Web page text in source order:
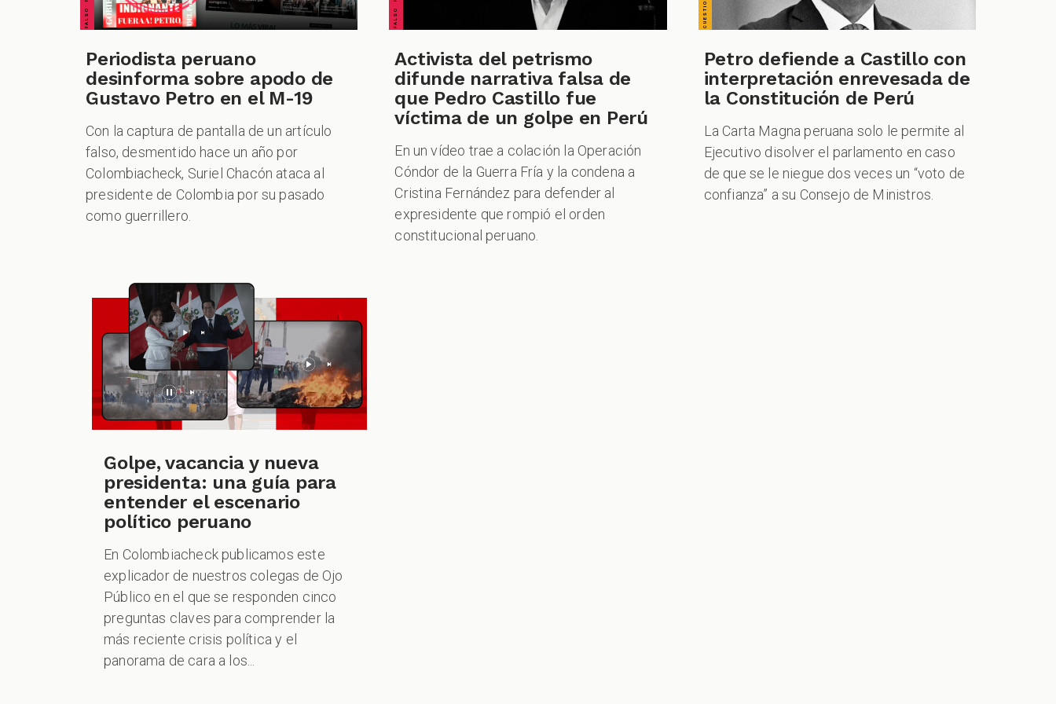
Periodista peruano
desinforma sobre apodo de
Gustavo Petro en el M-19
Con la captura de pantalla de un artículo
falso, desmentido hace un año por
Colombiacheck, Suriel Chacón ataca al
presidente de Colombia por su pasado
como guerrillero.
Activista del petrismo
difunde narrativa falsa de
que Pedro Castillo fue
víctima de un golpe en Perú
En un vídeo trae a colación la Operación
Cóndor de la Guerra Fría y la condena a
Cristina Fernández para defender al
expresidente que rompió el orden
constitucional peruano.
Petro defiende a Castillo con
interpretación enrevesada de
la Constitución de Perú
La Carta Magna peruana solo le permite al
Ejecutivo disolver el parlamento en caso
de que se le niegue dos veces un “voto de
confianza” a su Consejo de Ministros.
Golpe, vacancia y nueva
presidenta: una guía para
entender el escenario
político peruano
En Colombiacheck publicamos este
explicador de nuestros colegas de Ojo
Público en el que se responden cinco
preguntas claves para comprender la
más reciente crisis política y el
panorama de cara a los...